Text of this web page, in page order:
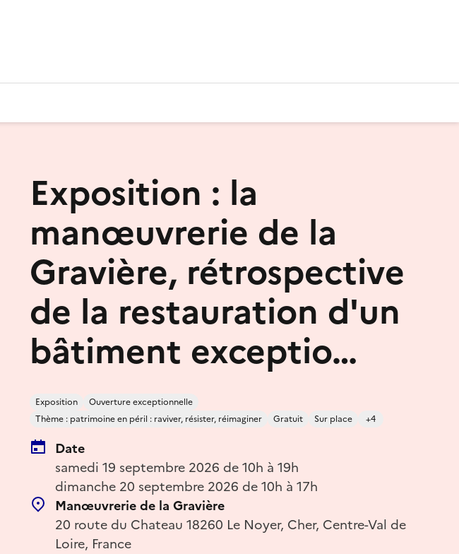
Exposition : la
manœuvrerie de la
Gravière, rétrospective
de la restauration d'un
bâtiment exceptio…
Exposition
Ouverture exceptionnelle
Thème : patrimoine en péril : raviver, résister, réimaginer
Gratuit Sur place +4
Date
samedi 19 septembre 2026 de 10h à 19h
dimanche 20 septembre 2026 de 10h à 17h
Manœuvrerie de la Gravière
20 route du Chateau 18260 Le Noyer, Cher, Centre-Val de
Loire, France